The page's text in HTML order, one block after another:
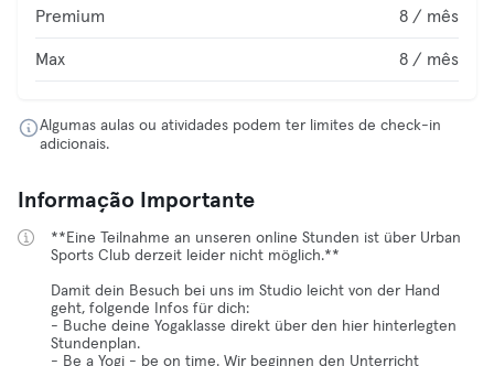
Premium 8 / mês
Max 8 / mês
Algumas aulas ou atividades podem ter limites de check-in
adicionais.
Informação Importante
**Eine Teilnahme an unseren online Stunden ist über Urban
Sports Club derzeit leider nicht möglich.**
Damit dein Besuch bei uns im Studio leicht von der Hand
geht, folgende Infos für dich:
- Buche deine Yogaklasse direkt über den hier hinterlegten
Stundenplan.
- Be a Yogi - be on time. Wir beginnen den Unterricht